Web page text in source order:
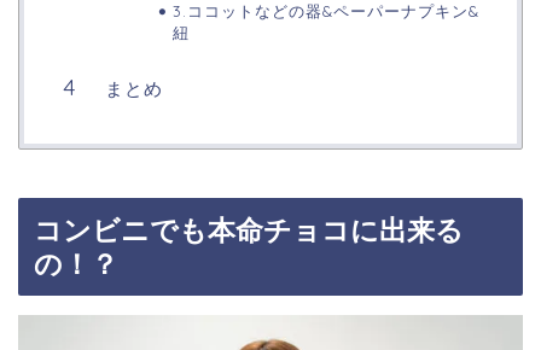
3.ココットなどの器&ペーパーナプキン&
紐
まとめ
コンビニでも本命チョコに出来る
の！？